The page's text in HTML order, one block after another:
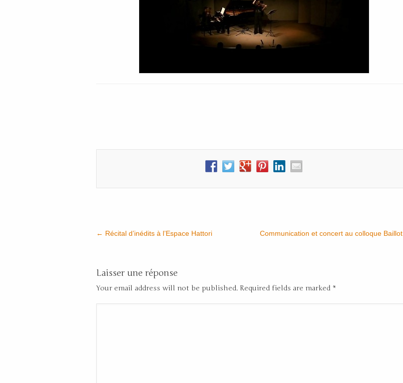
← Récital d’inédits à l’Espace Hattori Communication et concert au colloque Baillot
Laisser une réponse
Your email address will not be published. Required fields are marked *